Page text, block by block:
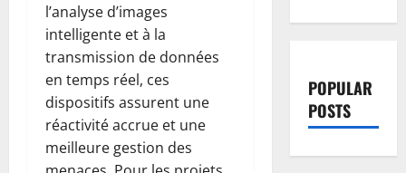
l’analyse d’images
intelligente et à la
transmission de données
en temps réel, ces
dispositifs assurent une
réactivité accrue et une
meilleure gestion des
POPULAR
POSTS